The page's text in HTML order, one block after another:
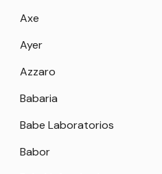
Axe
Ayer
Azzaro
Babaria
Babe Laboratorios
Babor